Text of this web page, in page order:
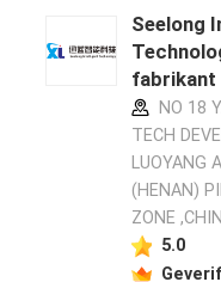
Seelong
NO 18
TECH
LUOYANG
(HENAN)
ZONE
5.0